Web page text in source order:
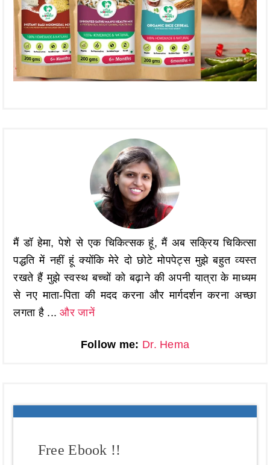
मैं डॉ हेमा, पेशे से एक चिकित्सक हूं, मैं अब सक्रिय चिकित्सा
पद्धति में नहीं हूं क्योंकि मेरे दो छोटे मोपपेट्स मुझे बहुत व्यस्त
रखते हैं मुझे स्वस्थ बच्चों को बढ़ाने की अपनी यात्रा के माध्यम
से नए माता-पिता की मदद करना और मार्गदर्शन करना अच्छा
लगता है ...और जानें
Follow me: Dr. Hema
Free Ebook !!